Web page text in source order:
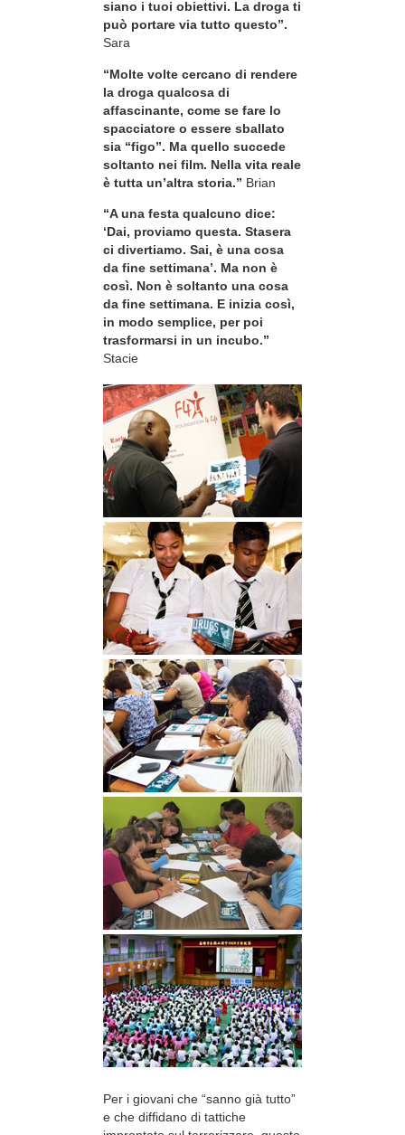
siano i tuoi obiettivi. La droga ti
può portare via tutto questo”.
Sara
“Molte volte cercano di rendere
la droga qualcosa di
affascinante, come se fare lo
spacciatore o essere sballato
sia “figo”. Ma quello succede
soltanto nei film. Nella vita reale
è tutta un’altra storia.” Brian
“A una festa qualcuno dice:
‘Dai, proviamo questa. Stasera
ci divertiamo. Sai, è una cosa
da fine settimana’. Ma non è
così. Non è soltanto una cosa
da fine settimana. E inizia così,
in modo semplice, per poi
trasformarsi in un incubo.”
Stacie
Per i giovani che “sanno già tutto”
e che diffidano di tattiche